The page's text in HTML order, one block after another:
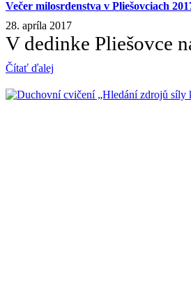
Večer milosrdenstva v Pliešovciach
28. apríla 2017
V dedinke Pliešovce
Čítať ďalej